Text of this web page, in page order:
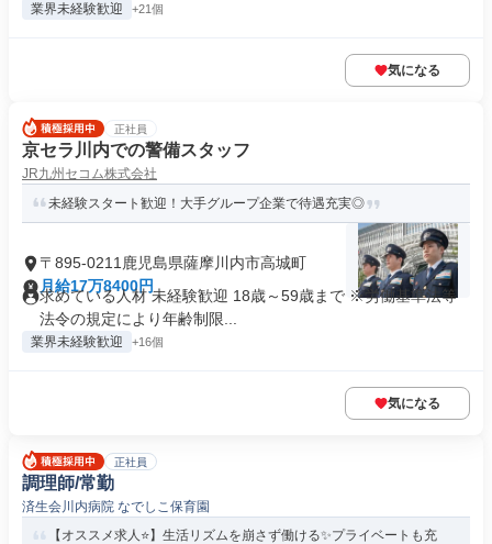
業界未経験歓迎 +21個
気になる
正社員
京セラ川内での警備スタッフ
JR九州セコム株式会社
未経験スタート歓迎！大手グループ企業で待遇充実◎
〒895-0211鹿児島県薩摩川内市高城町
月給17万8400円
求めている人材 未経験歓迎 18歳～59歳まで ※労働基準法等
法令の規定により年齢制限...
業界未経験歓迎 +16個
気になる
正社員
調理師/常勤
済生会川内病院 なでしこ保育園
【オススメ求人⭐️】生活リズムを崩さず働ける✨プライベートも充